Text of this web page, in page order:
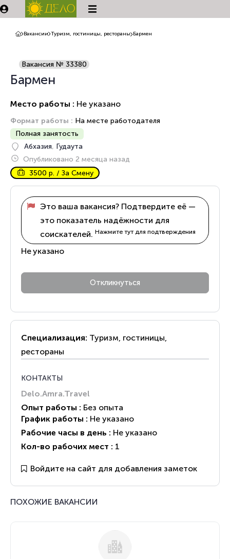
Вакансии Туризм, гостиницы, рестораны Бармен
Бармен
Место работы : Не указано
Формат работы : На месте работодателя
Полная занятость
Абхазия, Гудаута
Опубликовано 2 месяца назад
3500 р. / За Смену
Вакансия № 33380
Это ваша вакансия? Подтвердите её —
это показатель надёжности для
соискателей. Нажмите тут для подтверждения
Не указано
Специализация: Туризм, гостиницы,
рестораны
КОНТАКТЫ
Delo.Amra.Travel
Опыт работы : Без опыта
График работы : Не указано
Рабочие часы в день : Не указано
Кол-во рабочих мест : 1
Войдите на сайт для добавления заметок
ПОХОЖИЕ ВАКАНСИИ